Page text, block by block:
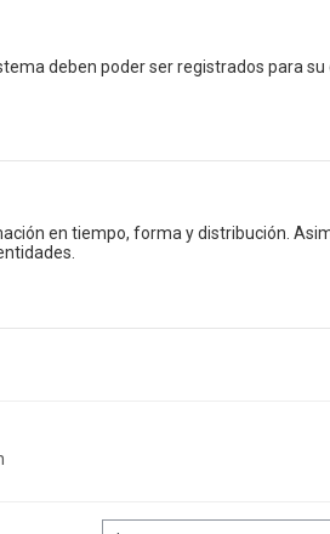
deben poder ser registrados para su
en tiempo, forma y distribución.